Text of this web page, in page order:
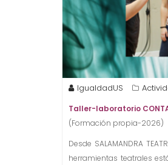
IgualdadUS
Taller-laboratorio
(Formación propia-2026)
Desde SALAMANDRA
herramientas teatrales